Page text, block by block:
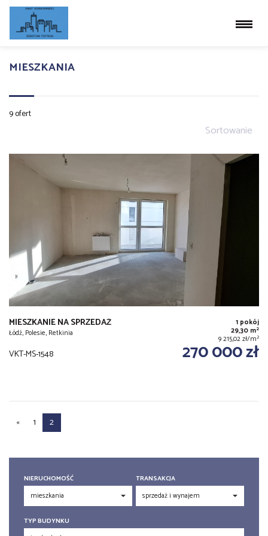
MIESZKANIA
9 ofert
Sortowanie
MIESZKANIE NA SPRZEDAŻ
Łódź, Polesie, Retkinia
1 pokój
29,30 m2
9 215,02 zł/m2
VKT-MS-1548 270 000 zł
« 1 2
NIERUCHOMOŚĆ TRANSAKCJA
TYP BUDYNKU